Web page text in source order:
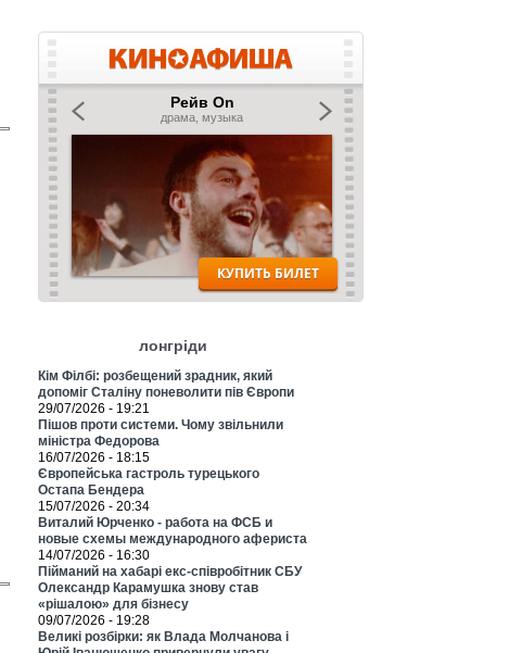
лонгріди
Кім Філбі: розбещений зрадник, який
допоміг Сталіну поневолити пів Європи
29/07/2026 - 19:21
Пішов проти системи. Чому звільнили
міністра Федорова
16/07/2026 - 18:15
Європейська гастроль турецького
Остапа Бендера
15/07/2026 - 20:34
Виталий Юрченко - работа на ФСБ и
новые схемы международного афериста
14/07/2026 - 16:30
Пійманий на хабарі екс-співробітник СБУ
Олександр Карамушка знову став
«рішалою» для бізнесу
09/07/2026 - 19:28
Великі розбірки: як Влада Молчанова і